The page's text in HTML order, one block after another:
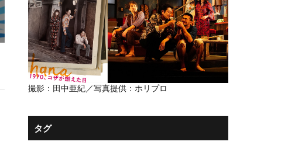
撮影：田中亜紀／写真提供：ホリプロ
タグ